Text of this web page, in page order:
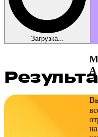
Загрузка...
А